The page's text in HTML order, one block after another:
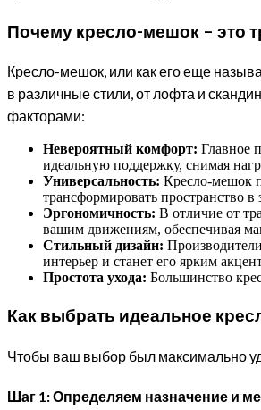
Почему кресло-мешок – это
Кресло-мешок, или как его еще
в различные стили, от лофта и
факторами:
Невероятный комфорт: Главное
идеальную поддержку, снимая
Универсальность: Кресло-мешок
трансформировать пространство
Эргономичность: В отличие от
вашим движениям, обеспечивая
Стильный дизайн:
интерьер и станет его ярким
Простота ухода: Большинство
Как выбрать идеальное
Чтобы ваш выбор был максимально
Шаг 1: Определяем назначение и